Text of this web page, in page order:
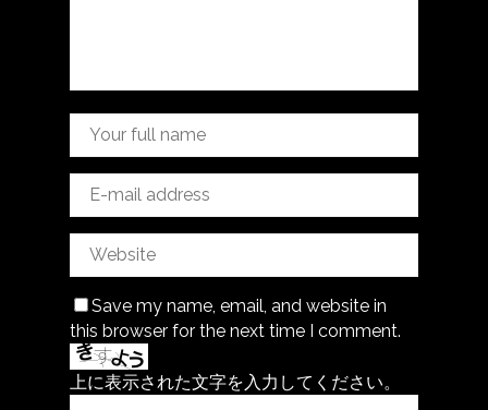
Save my name, email, and website in
this browser for the next time I comment.
上に表示された文字を入力してください。